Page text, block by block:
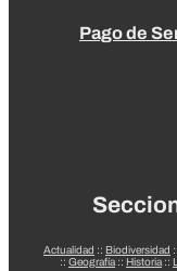
Pago de
Actualidad :: Biodiversidad ::
:: Geografía :: Historia ::